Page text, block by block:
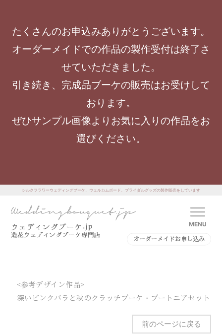
たくさんのお申込みありがとうございます。
オーダーメイドでの作品の製作受付は終了さ
せていただきました。
引き続き、完成品ブーケの販売はお受けして
おります。
ぜひサンプル画像よりお気に入りの作品をお
選びください。
シルクフラワーウェディングブーケ、ウェルカムボード、ブライダルグッズの製作販売をしています
MENU
オーダーメイドお申し込み
<参考デザイン作品>
深いピンクバラと秋のクラッチブーケ・ブートニアセット
前のページに戻る